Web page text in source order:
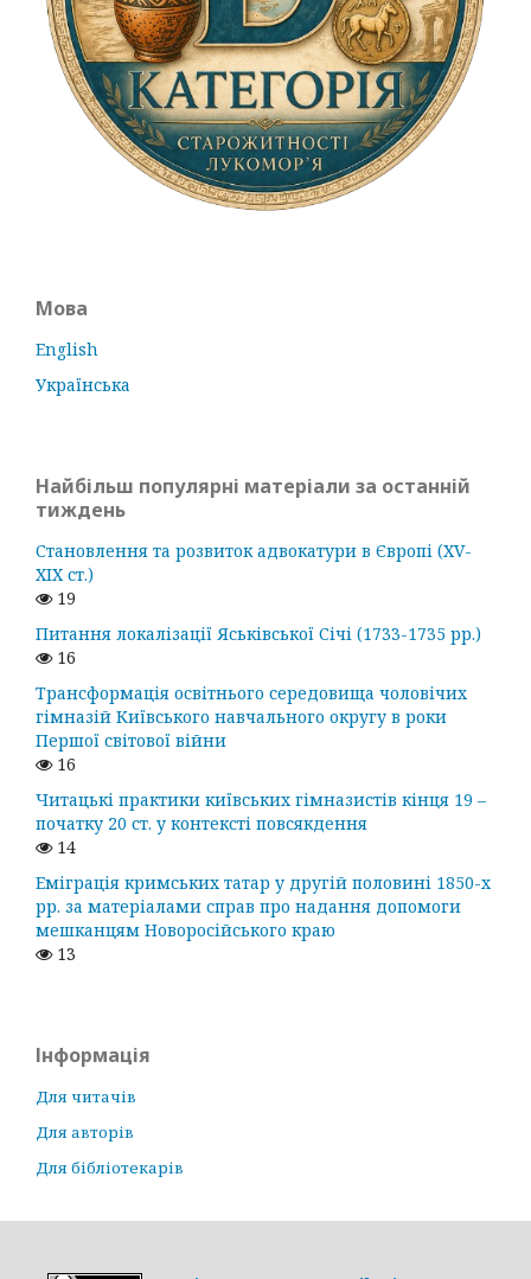
Мова
English
Українська
Найбільш популярні матеріали за останній
тиждень
Становлення та розвиток адвокатури в Європі (ХV-
ХІХ ст.)
19
Питання локалізації Яськівської Січі (1733-1735 рр.)
16
Трансформація освітнього середовища чоловічих
гімназій Київського навчального округу в роки
Першої світової війни
16
Читацькі практики київських гімназистів кінця 19 –
початку 20 ст. у контексті повсякдення
14
Еміграція кримських татар у другій половині 1850-х
рр. за матеріалами справ про надання допомоги
мешканцям Новоросійського краю
13
Інформація
Для читачів
Для авторів
Для бібліотекарів